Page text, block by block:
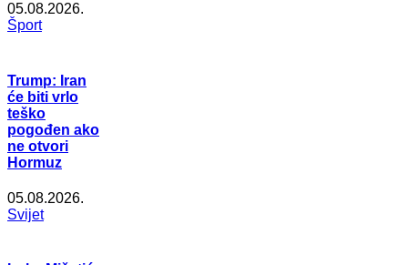
05.08.2026.
Šport
Trump: Iran
će biti vrlo
teško
pogođen ako
ne otvori
Hormuz
05.08.2026.
Svijet